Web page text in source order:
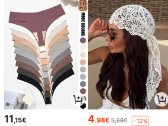
11,15€ 4,98€ 5,68€ -12%